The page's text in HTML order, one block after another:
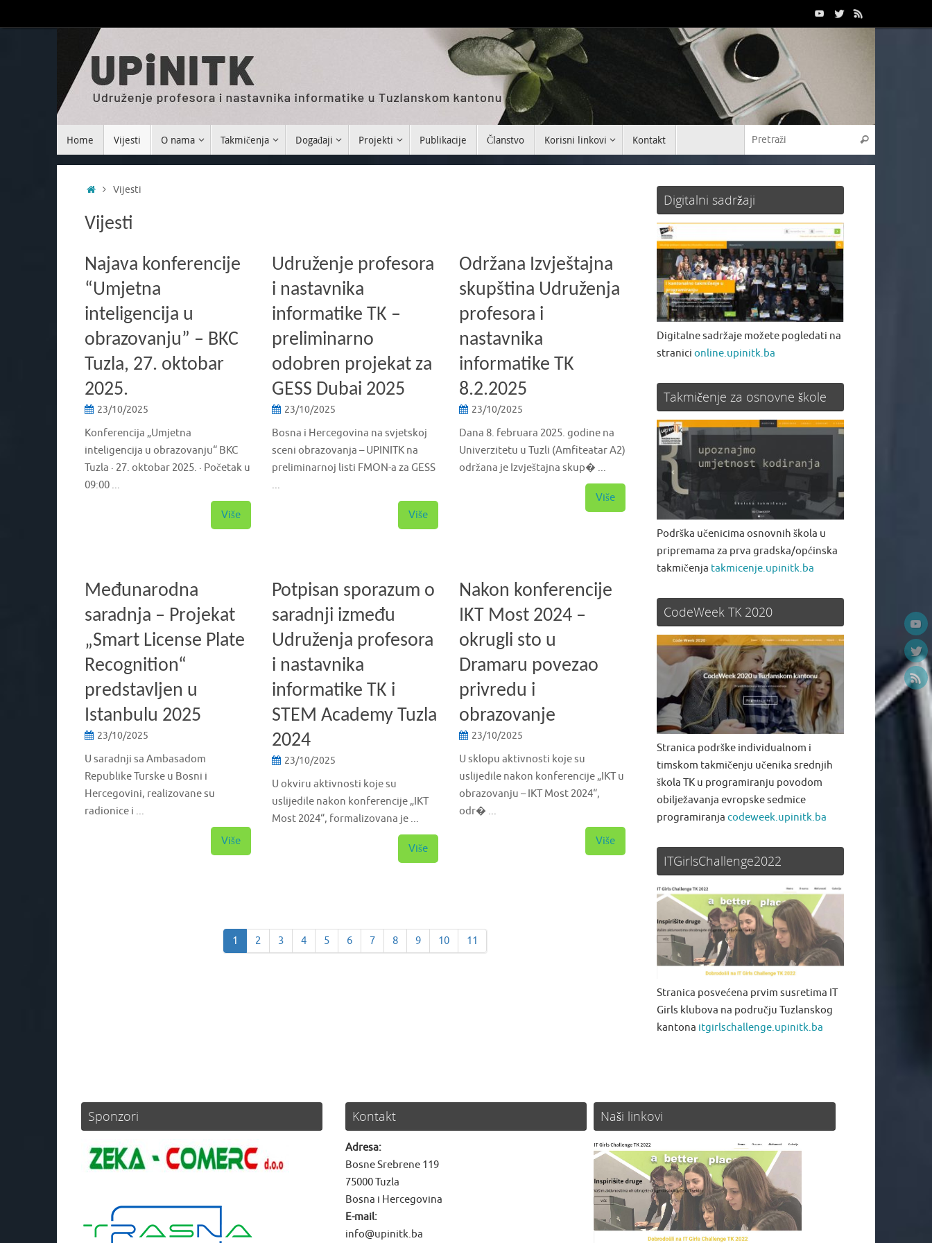
Home Vijesti O nama Takmičenja Događaji Projekti Publikacije Članstvo Korisni linkovi Kontakt
Vijesti
Vijesti
Najava konferencije
“Umjetna
inteligencija u
obrazovanju” – BKC
Tuzla, 27. oktobar
2025.
23/10/2025
Konferencija „Umjetna
inteligencija u obrazovanju“ BKC
Tuzla · 27. oktobar 2025. · Početak u
09:00 ...
Više
Udruženje profesora
i nastavnika
informatike TK –
preliminarno
odobren projekat za
GESS Dubai 2025
23/10/2025
Bosna i Hercegovina na svjetskoj
sceni obrazovanja – UPINITK na
preliminarnoj listi FMON-a za GESS
...
Više
Održana Izvještajna
skupština Udruženja
profesora i
nastavnika
informatike TK
8.2.2025
23/10/2025
Dana 8. februara 2025. godine na
Univerzitetu u Tuzli (Amfiteatar A2)
održana je Izvještajna skup� ...
Više
Međunarodna
saradnja – Projekat
„Smart License Plate
Recognition“
predstavljen u
Istanbulu 2025
23/10/2025
U saradnji sa Ambasadom
Republike Turske u Bosni i
Hercegovini, realizovane su
radionice i ...
Više
Potpisan sporazum o
saradnji između
Udruženja profesora
i nastavnika
informatike TK i
STEM Academy Tuzla
2024
23/10/2025
U okviru aktivnosti koje su
uslijedile nakon konferencije „IKT
Most 2024“, formalizovana je ...
Više
Nakon konferencije
IKT Most 2024 –
okrugli sto u
Dramaru povezao
privredu i
obrazovanje
23/10/2025
U sklopu aktivnosti koje su
uslijedile nakon konferencije „IKT u
obrazovanju – IKT Most 2024“,
odr� ...
Više
1 2 3 4 5 6 7 8 9 10 11
Digitalni sadržaji
Digitalne sadržaje možete pogledati na
stranici online.upinitk.ba
Takmičenje za osnovne škole
Podrška učenicima osnovnih škola u
pripremama za prva gradska/općinska
takmičenja takmicenje.upinitk.ba
CodeWeek TK 2020
Stranica podrške individualnom i
timskom takmičenju učenika srednjih
škola TK u programiranju povodom
obilježavanja evropske sedmice
programiranja codeweek.upinitk.ba
ITGirlsChallenge2022
Stranica posvećena prvim susretima IT
Girls klubova na području Tuzlanskog
kantona itgirlschallenge.upinitk.ba
Sponzori Kontakt
Adresa:
Bosne Srebrene 119
75000 Tuzla
Bosna i Hercegovina
E-mail:
info@upinitk.ba
Naši linkovi